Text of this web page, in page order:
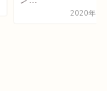
2020年8